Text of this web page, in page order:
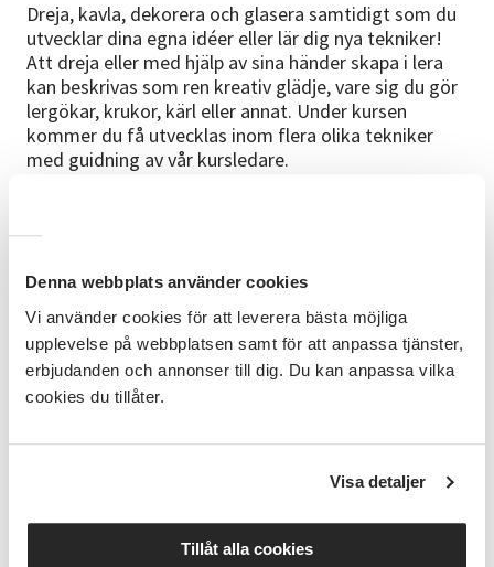
Denna webbplats använder cookies
Vi använder cookies för att leverera bästa möjliga
upplevelse på webbplatsen samt för att anpassa tjänster,
erbjudanden och annonser till dig. Du kan anpassa vilka
cookies du tillåter.
Visa detaljer
Tillåt alla cookies
Dreja, kavla, dekorera och glasera samtidigt som du
utvecklar dina egna idéer eller lär dig nya tekniker!
Att dreja eller med hjälp av sina händer skapa i lera
kan beskrivas som ren kreativ glädje, vare sig du gör
lergökar, krukor, kärl eller annat. Under kursen
kommer du få utvecklas inom flera olika tekniker
med guidning av vår kursledare.
För både nybörjare och de som vill få mer inspiration.
Material
Kostnad för material tillkommer och betalas direkt
till ledaren.
Kurslokal
många år och är en erfaren kursledare.